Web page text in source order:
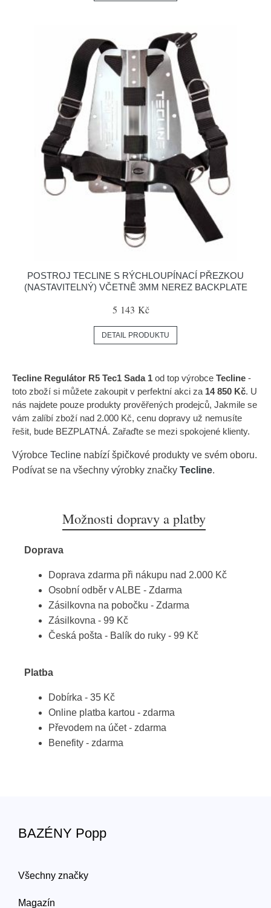
POSTROJ TECLINE S RÝCHLOUPÍNACÍ PŘEZKOU
(NASTAVITELNÝ) VČETNĚ 3MM NEREZ BACKPLATE
5 143 Kč
DETAIL PRODUKTU
Tecline Regulátor R5 Tec1 Sada 1 od top výrobce Tecline -
toto zboží si můžete zakoupit v perfektní akci za 14 850 Kč. U
nás najdete pouze produkty prověřených prodejců, Jakmile se
vám zalíbí zboží nad 2.000 Kč, cenu dopravy už nemusíte
řešit, bude BEZPLATNÁ. Zařaďte se mezi spokojené klienty.
Výrobce Tecline nabízí špičkové produkty ve svém oboru.
Podívat se na všechny výrobky značky Tecline.
Možnosti dopravy a platby
Doprava
Doprava zdarma při nákupu nad 2.000 Kč
Osobní odběr v ALBE - Zdarma
Zásilkovna na pobočku - Zdarma
Zásilkovna - 99 Kč
Česká pošta - Balík do ruky - 99 Kč
Platba
Dobírka - 35 Kč
Online platba kartou - zdarma
Převodem na účet - zdarma
Benefity - zdarma
BAZÉNY Popp
Všechny značky
Magazín